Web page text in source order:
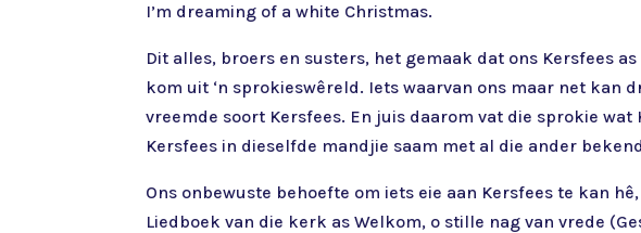
I’m dreaming of a white Christmas.
Dit alles, broers en susters, het gemaak dat ons Kersfees
kom uit ‘n sprokieswêreld. Iets waarvan ons maar net kan
vreemde soort Kersfees. En juis daarom vat die sprokie
Kersfees in dieselfde mandjie saam met al die ander
Ons onbewuste behoefte om iets eie aan Kersfees te kan
Liedboek van die kerk as Welkom, o stille nag van vrede